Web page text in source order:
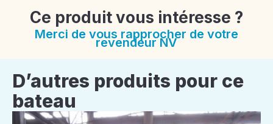
Ce produit vous intéresse ?
Merci de vous rapprocher de votre
revendeur NV
D’autres produits pour ce
bateau